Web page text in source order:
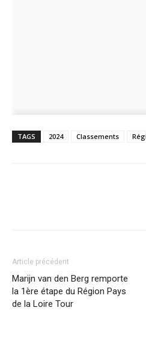
TAGS 2024 Classements
Article précédent
Marijn van den Berg remporte
la 1ère étape du Région Pays
de la Loire Tour